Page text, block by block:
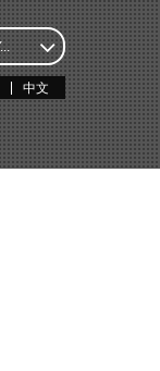
中文